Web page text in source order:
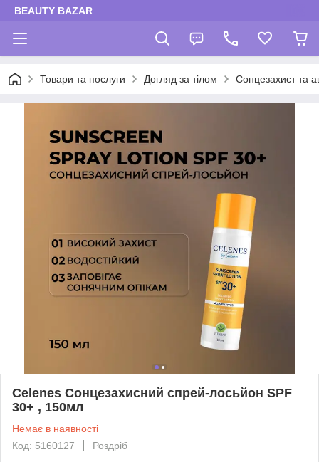
BEAUTY BAZAR
Товари та послуги Догляд за тілом Сонцезахист та
Celenes Сонцезахисний спрей-лосьйон SPF
30+ , 150мл
Немає в наявності
Код: 5160127
Роздріб